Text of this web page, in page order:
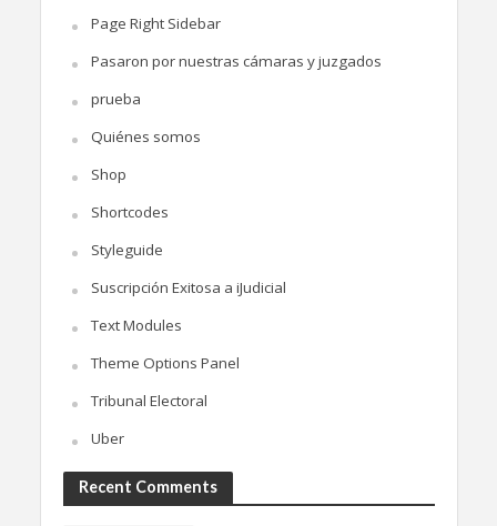
Page Right Sidebar
Pasaron por nuestras cámaras y juzgados
prueba
Quiénes somos
Shop
Shortcodes
Styleguide
Suscripción Exitosa a iJudicial
Text Modules
Theme Options Panel
Tribunal Electoral
Uber
Recent Comments